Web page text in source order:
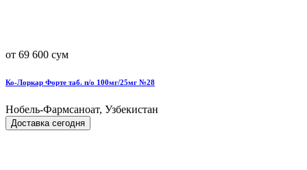
от 69 600 сум
Ко-Лоркар Форте таб. п/о 100мг/25мг №28
Нобель-Фармсаноат, Узбекистан
Доставка сегодня